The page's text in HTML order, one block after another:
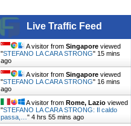
Live Traffic Feed
A visitor from Singapore viewed
"STEFANO LA CARA STRONG" 15 mins
ago
A visitor from Singapore viewed
"STEFANO LA CARA STRONG" 16 mins
ago
A visitor from Rome, Lazio viewed
"STEFANO LA CARA STRONG: Il caldo
passa,… " 4 hrs 55 mins ago